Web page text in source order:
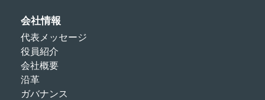
会社情報
代表メッセージ
役員紹介
会社概要
沿革
ガバナンス